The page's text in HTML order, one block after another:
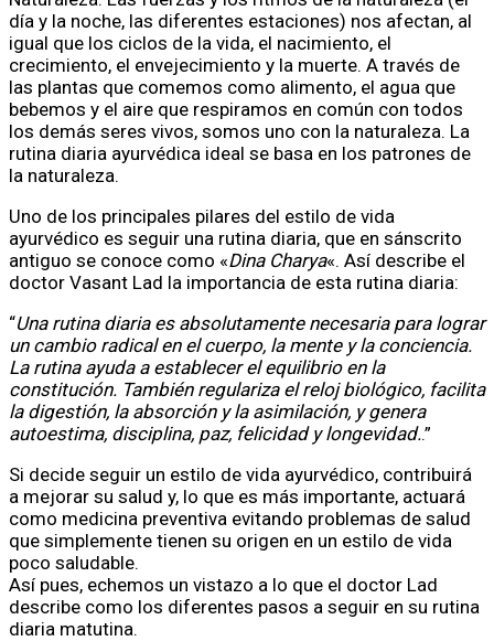
día y la noche, las diferentes estaciones) nos afectan, al
igual que los ciclos de la vida, el nacimiento, el
crecimiento, el envejecimiento y la muerte. A través de
las plantas que comemos como alimento, el agua que
bebemos y el aire que respiramos en común con todos
los demás seres vivos, somos uno con la naturaleza. La
rutina diaria ayurvédica ideal se basa en los patrones de
la naturaleza.
Uno de los principales pilares del estilo de vida
ayurvédico es seguir una rutina diaria, que en sánscrito
antiguo se conoce como «Dina Charya«. Así describe el
doctor Vasant Lad la importancia de esta rutina diaria:
“Una rutina diaria es absolutamente necesaria para lograr
un cambio radical en el cuerpo, la mente y la conciencia.
La rutina ayuda a establecer el equilibrio en la
constitución. También regulariza el reloj biológico, facilita
la digestión, la absorción y la asimilación, y genera
autoestima, disciplina, paz, felicidad y longevidad..”
Si decide seguir un estilo de vida ayurvédico, contribuirá
a mejorar su salud y, lo que es más importante, actuará
como medicina preventiva evitando problemas de salud
que simplemente tienen su origen en un estilo de vida
poco saludable.
Así pues, echemos un vistazo a lo que el doctor Lad
describe como los diferentes pasos a seguir en su rutina
diaria matutina.